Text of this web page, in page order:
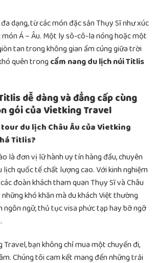
dạng, từ các món đặc sản Thụy Sĩ như xúc
món Á – Âu. Một ly sô-cô-la nóng hoặc một
tan trong không gian ấm cúng giữa trời
quên trongcẩm nang du lịch núi Titlis
dễ dàng và đẳng cấp cùng
gói của Vietking Travel
du lịch Châu Âu của Vietking
Titlis?
là đơn vị lữ hành uy tín hàng đầu, chuyên
lịch quốc tế chất lượng cao. Với kinh nghiệm
đoàn khách tham quan Thụy Sĩ và Châu
khó khăn mà du khách Việt thường
ngôn ngữ, thủ tục visa phức tạp hay bỡ ngỡ
Travel, bạn không chỉ mua một chuyến đi,
Chúng tôi cam kết mang đến những trải